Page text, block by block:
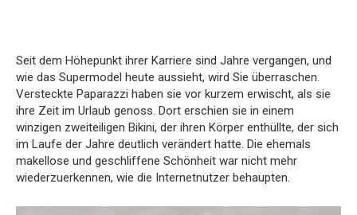
Seit dem Höhepunkt ihrer Karriere sind Jahre vergangen, und
wie das Supermodel heute aussieht, wird Sie überraschen.
Versteckte Paparazzi haben sie vor kurzem erwischt, als sie
ihre Zeit im Urlaub genoss. Dort erschien sie in einem
winzigen zweiteiligen Bikini, der ihren Körper enthüllte, der sich
im Laufe der Jahre deutlich verändert hatte. Die ehemals
makellose und geschliffene Schönheit war nicht mehr
wiederzuerkennen, wie die Internetnutzer behaupten.